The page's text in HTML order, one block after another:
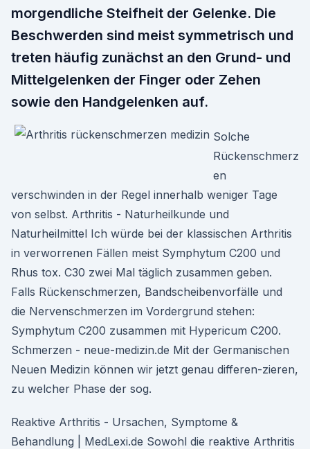
morgendliche Steifheit der Gelenke. Die
Beschwerden sind meist symmetrisch und
treten häufig zunächst an den Grund- und
Mittelgelenken der Finger oder Zehen
sowie den Handgelenken auf.
Solche
Rückenschmerz
en
verschwinden in der Regel innerhalb weniger Tage
von selbst. Arthritis - Naturheilkunde und
Naturheilmittel Ich würde bei der klassischen Arthritis
in verworrenen Fällen meist Symphytum C200 und
Rhus tox. C30 zwei Mal täglich zusammen geben.
Falls Rückenschmerzen, Bandscheibenvorfälle und
die Nervenschmerzen im Vordergrund stehen:
Symphytum C200 zusammen mit Hypericum C200.
Schmerzen - neue-medizin.de Mit der Germanischen
Neuen Medizin können wir jetzt genau differen-zieren,
zu welcher Phase der sog.
Reaktive Arthritis - Ursachen, Symptome &
Behandlung | MedLexi.de Sowohl die reaktive Arthritis